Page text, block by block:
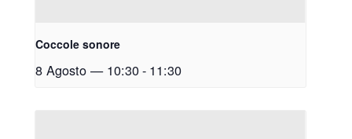
Coccole sonore
8 Agosto — 10:30- 11:30